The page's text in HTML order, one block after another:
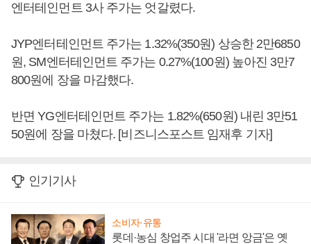
엔터테인먼트 3사 주가는 엇갈렸다.
JYP엔터테인먼트 주가는 1.32%(350원) 상승한 2만6850
원, SM엔터테인먼트 주가는 0.27%(100원) 높아진 3만7
800원에 장을 마감했다.
반면 YG엔터테인먼트 주가는 1.82%(650원) 내린 3만51
50원에 장을 마쳤다. [비즈니스포스트 임재후 기자]
인기기사
소비자·유통
롯데·농심 창업주 시대 '라면 앙금'은 옛